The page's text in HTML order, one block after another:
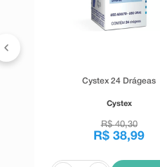
Cystex 24 Drágeas
Cystex
R$ 40,30
R$ 38,99